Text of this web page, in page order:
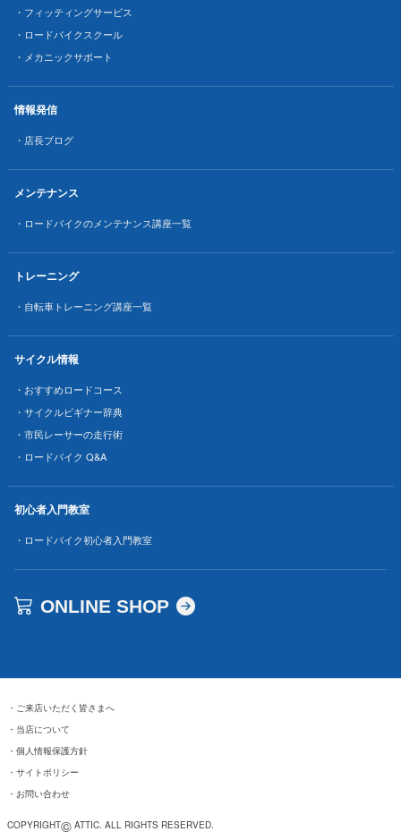
・フィッティングサービス
・ロードバイクスクール
・メカニックサポート
情報発信
・店長ブログ
メンテナンス
・ロードバイクのメンテナンス講座一覧
トレーニング
・自転車トレーニング講座一覧
サイクル情報
・おすすめロードコース
・サイクルビギナー辞典
・市民レーサーの走行術
・ロードバイク Q&A
初心者入門教室
・ロードバイク初心者入門教室
ONLINE SHOP
・ ご来店いただく皆さまへ
・ 当店について
・ 個人情報保護方針
・ サイトポリシー
・ お問い合わせ
COPYRIGHT© ATTIC. ALL RIGHTS RESERVED.